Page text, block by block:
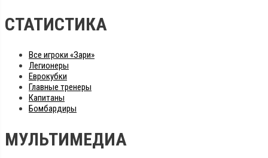
СТАТИСТИКА
Все игроки «Зари»
Легионеры
Еврокубки
Главные тренеры
Капитаны
Бомбардиры
МУЛЬТИМЕДИА